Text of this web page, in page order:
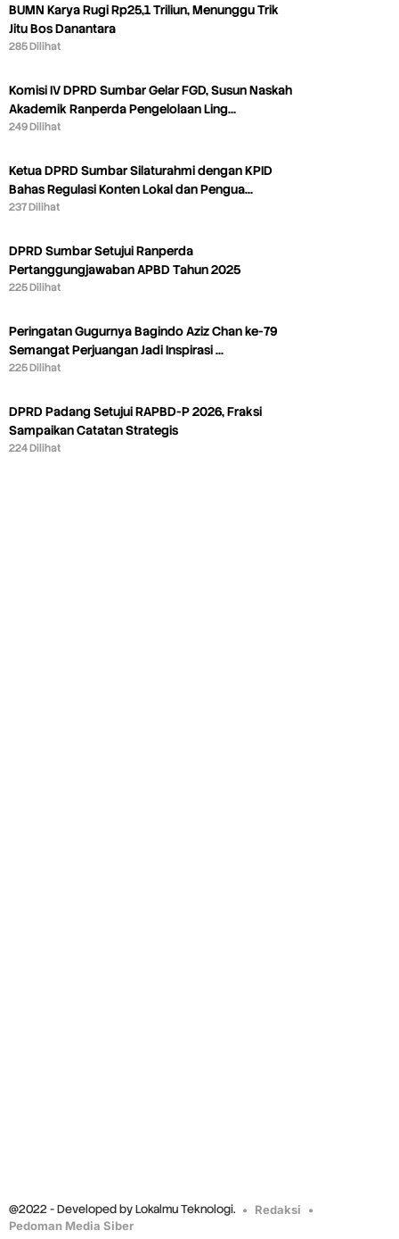
BUMN Karya Rugi Rp25,1 Triliun, Menunggu Trik
Jitu Bos Danantara
285 Dilihat
Komisi IV DPRD Sumbar Gelar FGD, Susun Naskah
Akademik Ranperda Pengelolaan Ling…
249 Dilihat
Ketua DPRD Sumbar Silaturahmi dengan KPID
Bahas Regulasi Konten Lokal dan Pengua…
237 Dilihat
DPRD Sumbar Setujui Ranperda
Pertanggungjawaban APBD Tahun 2025
225 Dilihat
Peringatan Gugurnya Bagindo Aziz Chan ke-79
Semangat Perjuangan Jadi Inspirasi …
225 Dilihat
DPRD Padang Setujui RAPBD-P 2026, Fraksi
Sampaikan Catatan Strategis
224 Dilihat
@2022 - Developed by Lokalmu Teknologi.
Redaksi
Pedoman Media Siber